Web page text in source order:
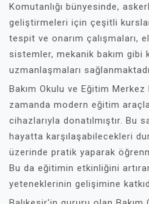
Komutanlığı bünyesinde,
geliştirmeleri için çeşitli
tespit ve onarım çalışmaları,
sistemler, mekanik bakım gibi
uzmanlaşmaları
Bakım Okulu ve Eğitim Merkez
zamanda modern eğitim
cihazlarıyla donatılmıştır. Bu
hayatta karşılaşabilecekleri
üzerinde pratik yaparak
Bu da eğitimin etkinliğini
yeteneklerinin gelişimine